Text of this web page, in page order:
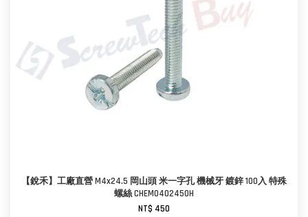
【銳禾】工廠直營 M4x24.5 岡山頭 米一字孔 機械牙 鍍鋅 100入 特殊
螺絲 CHEM0402450H
NT$ 450